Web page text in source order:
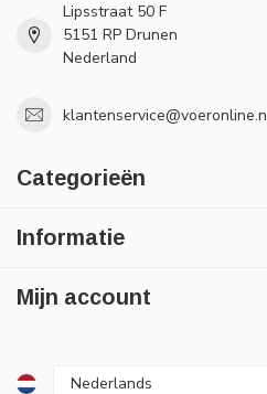
Lipsstraat 50 F
5151 RP Drunen
Nederland
Categorieën
Informatie
Mijn account